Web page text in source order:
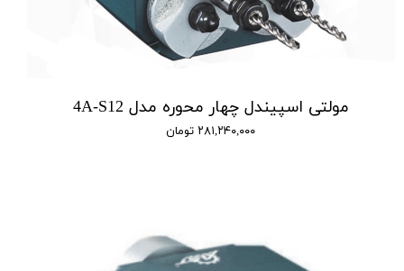
مولتی اسپیندل چهار محوره مدل 4A-S12
۲۸۱,۲۴۰,۰۰۰ تومان